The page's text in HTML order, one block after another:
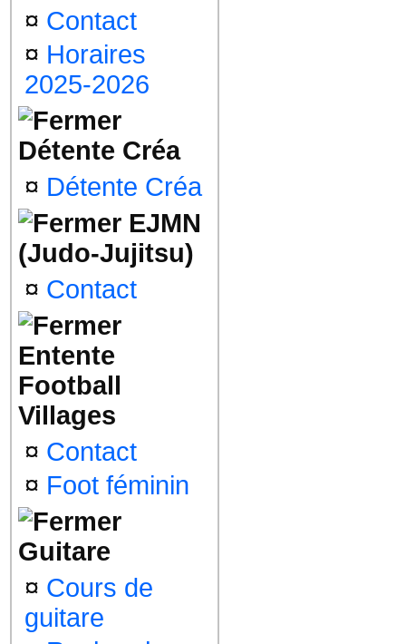
¤ Contact
¤ Horaires
2025-2026
Détente Créa
¤ Détente Créa
EJMN
(Judo-Jujitsu)
¤ Contact
Entente
Football
Villages
¤ Contact
¤ Foot féminin
Guitare
¤ Cours de
guitare